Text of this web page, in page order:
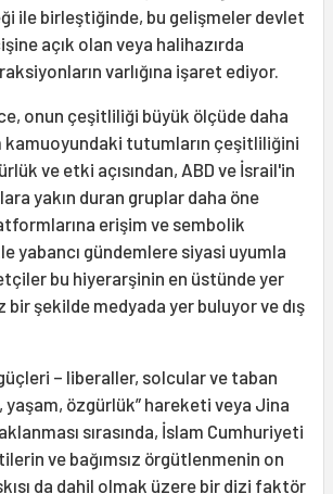
ile birleştiğinde, bu gelişmeler devlet
açık olan veya halihazırda
varlığına işaret ediyor.
onun çeşitliliği büyük ölçüde daha
tutumların çeşitliliğini
ve etki açısından, ABD ve İsrail'in
yakın duran gruplar daha öne
erişim ve sembolik
yabancı gündemlere siyasi uyumla
bu hiyerarşinin en üstünde yer
bir şekilde medyada yer buluyor ve dış
– liberaller, solcular ve taban
yaşam, özgürlük” hareketi veya Jina
sırasında, İslam Cumhuriyeti
ve bağımsız örgütlenmenin on
da dahil olmak üzere bir dizi faktör